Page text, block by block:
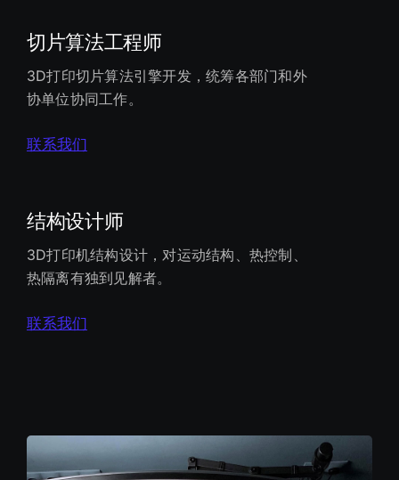
切片算法工程师
3D打印切片算法引擎开发，统筹各部门和外
协单位协同工作。
联系我们
结构设计师
3D打印机结构设计，对运动结构、热控制、
热隔离有独到见解者。
联系我们